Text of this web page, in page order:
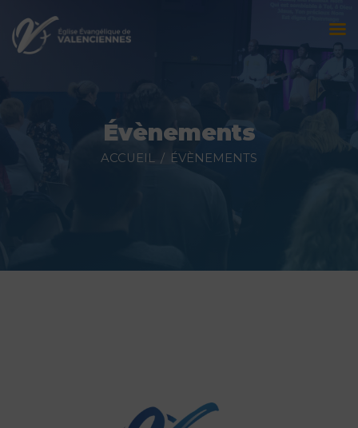
Évènements
ACCUEIL ÉVÈNEMENTS
Évènements